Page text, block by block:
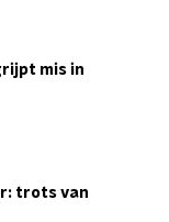
mis in
trots van